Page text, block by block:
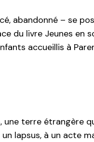
abandonné – se
du livre Jeunes en
accueillis à
une terre étrangère
lapsus, à un acte